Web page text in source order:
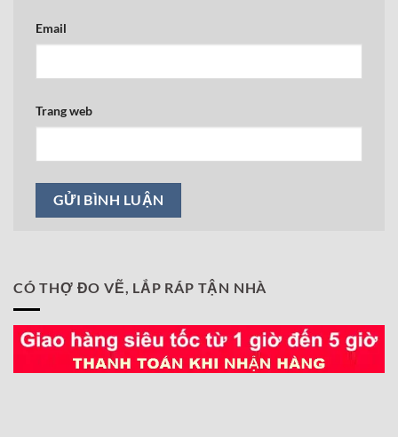
Email
Trang web
CÓ THỢ ĐO VẼ, LẮP RÁP TẬN NHÀ